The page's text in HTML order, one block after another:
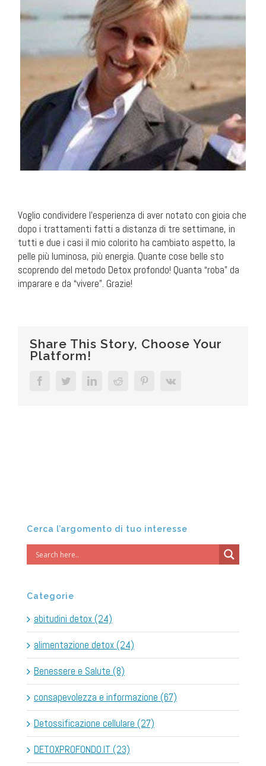
Voglio condividere l’esperienza di aver notato con gioia che
dopo i trattamenti fatti a distanza di tre settimane, in
tutti e due i casi il mio colorito ha cambiato aspetto, la
pelle più luminosa, più energia. Quante cose belle sto
scoprendo del metodo Detox profondo! Quanta “roba” da
imparare e da “vivere”. Grazie!
Share This Story, Choose Your
Platform!
FacebookTwitterLinkedInReddit PinterestVk
Cerca l’argomento di tuo interesse
Categorie
abitudini detox (24)
alimentazione detox (24)
Benessere e Salute (8)
consapevolezza e informazione (67)
Detossificazione cellulare (27)
DETOXPROFONDO.IT (23)